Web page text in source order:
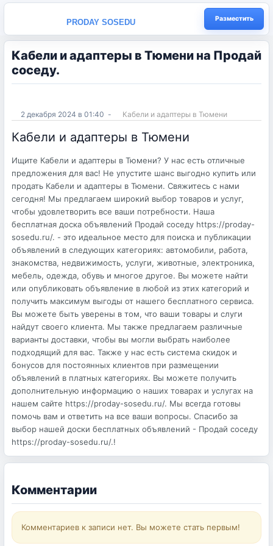
PRODAY SOSEDU Разместить
Кабели и адаптеры в Тюмени на Продай
соседу.
2 декабря 2024 в 01:40 - Кабели и адаптеры в Тюмени
Кабели и адаптеры в Тюмени
Ищите Кабели и адаптеры в Тюмени? У нас есть отличные
предложения для вас! Не упустите шанс выгодно купить или
продать Кабели и адаптеры в Тюмени. Свяжитесь с нами
сегодня! Мы предлагаем широкий выбор товаров и услуг,
чтобы удовлетворить все ваши потребности. Наша
бесплатная доска объявлений Продай соседу https://proday-
sosedu.ru/. - это идеальное место для поиска и публикации
объявлений в следующих категориях: автомобили, работа,
знакомства, недвижимость, услуги, животные, электроника,
мебель, одежда, обувь и многое другое. Вы можете найти
или опубликовать объявление в любой из этих категорий и
получить максимум выгоды от нашего бесплатного сервиса.
Вы можете быть уверены в том, что ваши товары и слуги
найдут своего клиента. Мы также предлагаем различные
варианты доставки, чтобы вы могли выбрать наиболее
подходящий для вас. Также у нас есть система скидок и
бонусов для постоянных клиентов при размещении
объявлений в платных категориях. Вы можете получить
дополнительную информацию о наших товарах и услугах на
нашем сайте https://proday-sosedu.ru/. Мы всегда готовы
помочь вам и ответить на все ваши вопросы. Спасибо за
выбор нашей доски бесплатных объявлений - Продай соседу
https://proday-sosedu.ru/.!
Комментарии
Комментариев к записи нет. Вы можете стать первым!